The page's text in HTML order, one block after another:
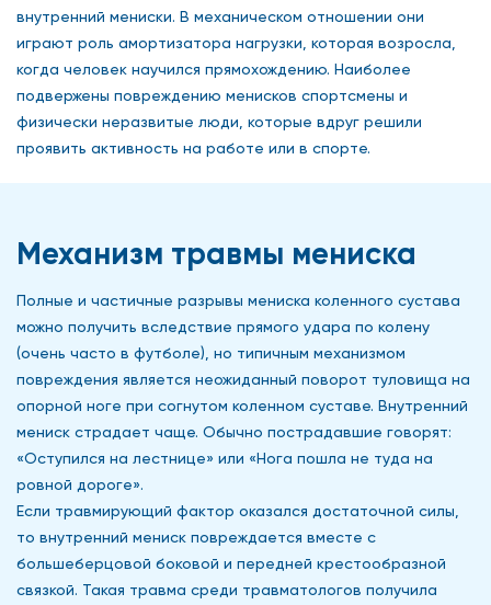
внутренний мениски. В механическом отношении они
играют роль амортизатора нагрузки, которая возросла,
когда человек научился прямохождению. Наиболее
подвержены повреждению менисков спортсмены и
физически неразвитые люди, которые вдруг решили
проявить активность на работе или в спорте.
Механизм травмы мениска
Полные и частичные разрывы мениска коленного сустава
можно получить вследствие прямого удара по колену
(очень часто в футболе), но типичным механизмом
повреждения является неожиданный поворот туловища на
опорной ноге при согнутом коленном суставе. Внутренний
мениск страдает чаще. Обычно пострадавшие говорят:
«Оступился на лестнице» или «Нога пошла не туда на
ровной дороге».
Если травмирующий фактор оказался достаточной силы,
то внутренний мениск повреждается вместе с
большеберцовой боковой и передней крестообразной
связкой. Такая травма среди травматологов получила